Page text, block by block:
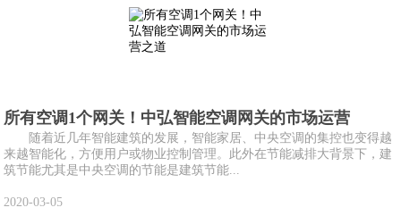
所有空调1个网关！中弘智能空调网关的市场运营
随着近几年智能建筑的发展，智能家居、中央空调的集控也变得越
来越智能化，方便用户或物业控制管理。此外在节能减排大背景下，建
筑节能尤其是中央空调的节能是建筑节能...
2020-03-05